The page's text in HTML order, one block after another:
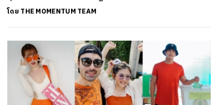
โดย THE MOMENTUM TEAM